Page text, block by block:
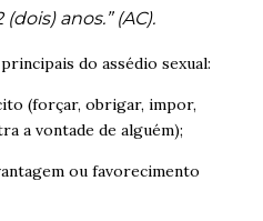
anos.” (AC).
do assédio sexual:
(forçar, obrigar, impor,
a vontade de alguém);
ou favorecimento